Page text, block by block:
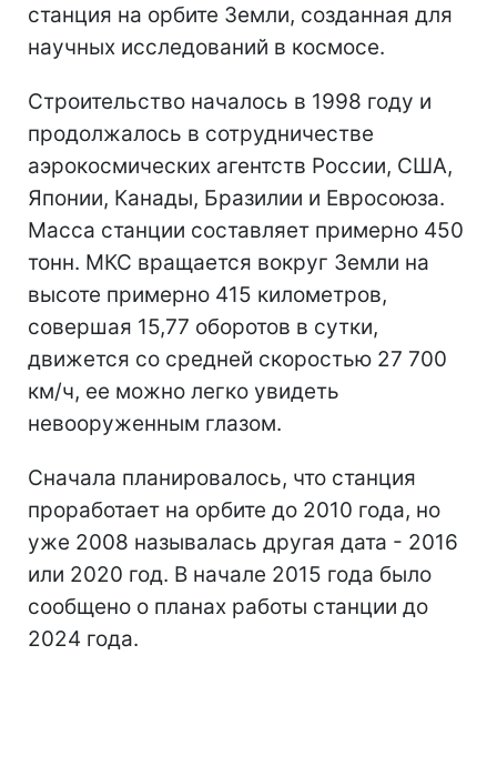
станция на орбите Земли, созданная для
научных исследований в космосе.
Строительство началось в 1998 году и
продолжалось в сотрудничестве
аэрокосмических агентств России, США,
Японии, Канады, Бразилии и Евросоюза.
Масса станции составляет примерно 450
тонн. МКС вращается вокруг Земли на
высоте примерно 415 километров,
совершая 15,77 оборотов в сутки,
движется со средней скоростью 27 700
км/ч, ее можно легко увидеть
невооруженным глазом.
Сначала планировалось, что станция
проработает на орбите до 2010 года, но
уже 2008 называлась другая дата - 2016
или 2020 год. В начале 2015 года было
сообщено о планах работы станции до
2024 года.